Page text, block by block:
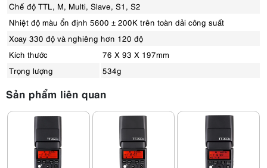
Chế độ TTL, M, Multi, Slave, S1, S2
Nhiệt độ màu ổn định 5600 ± 200K trên toàn dải công suất
Xoay 330 độ và nghiêng hơn 120 độ
Kích thước
76 X 93 X 197mm
Trọng lượng
534g
Sản phẩm liên quan